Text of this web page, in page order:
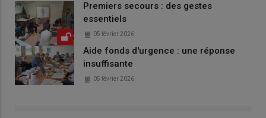
Premiers secours : des gestes
essentiels
05 février 2026
Aide fonds d'urgence : une réponse
insuffisante
05 février 2026